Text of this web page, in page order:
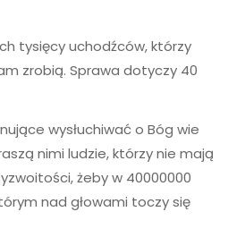
tysięcy uchodźców, którzy
zrobią. Sprawa dotyczy 40
wysłuchiwać o Bóg wie
nimi ludzie, którzy nie mają
żeby w 40000000
nad głowami toczy się